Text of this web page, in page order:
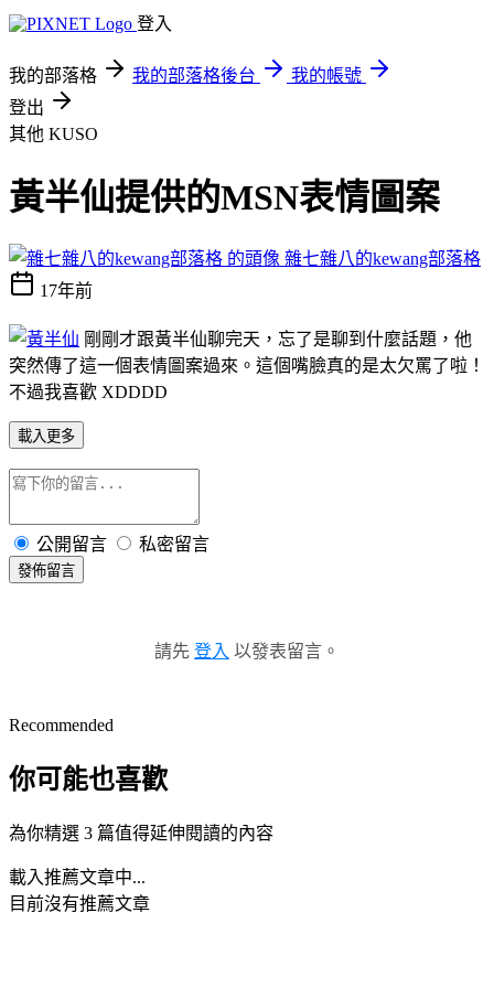
登入
我的部落格 我的部落格後台
我的帳號
登出
其他 KUSO
黃半仙提供的MSN表情圖案
雜七雜八的kewang部落格
17年前
剛剛才跟黃半仙聊完天，忘了是聊到什麼話題，他
突然傳了這一個表情圖案過來。這個嘴臉真的是太欠罵了啦！
不過我喜歡 XDDDD
載入更多
公開留言 私密留言
發佈留言
請先 登入 以發表留言。
Recommended
你可能也喜歡
為你精選 3 篇值得延伸閱讀的內容
載入推薦文章中...
目前沒有推薦文章